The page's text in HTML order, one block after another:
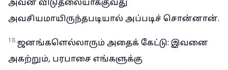
அவன் விடுதலையாக்குவது
அவசியமாயிருந்தபடியால் அப்படிச் சொன்னான்.
18 ஜனங்களெல்லாரும் அதைக் கேட்டு: இவனை
அகற்றும், பரபாசை எங்களுக்கு